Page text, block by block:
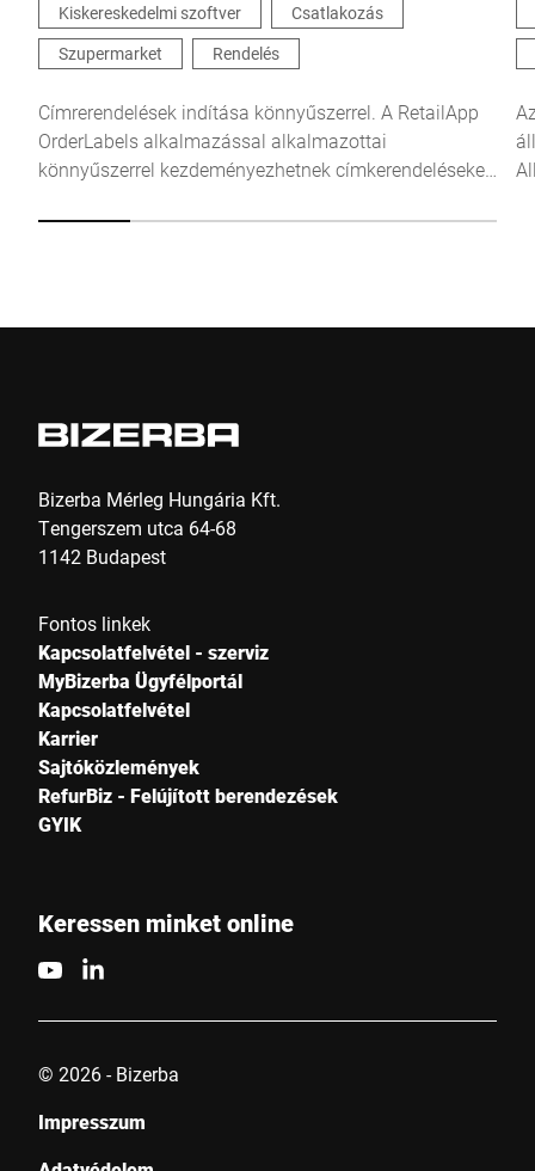
Ezúton megerősítem, hogy elfogadom az adataim
felhasználását a kérelem feldolgozásához. További információk
megtalálhatók azAdatvédelmi nyilatkozatban
Anti-Robot Verification
Click to start verification
Kiskereskedelmi szoftver
Csatlakozás
Szupermarket
Rendelés
Címrerendelések indítása könnyűszerrel. A RetailApp
OrderLabels alkalmazással alkalmazottai
könnyűszerrel kezdeményezhetnek címkerendeléseket
Bizerba Mérleg Hungária Kft.
Tengerszem utca 64-68
1142 Budapest
Fontos linkek
Kapcsolatfelvétel - szerviz
MyBizerba Ügyfélportál
Kapcsolatfelvétel
Karrier
Sajtóközlemények
RefurBiz - Felújított berendezések
GYIK
Keressen minket online
© 2026 - Bizerba
Impresszum